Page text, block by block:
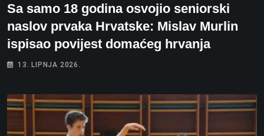
Sa samo 18 godina osvojio seniorski
naslov prvaka Hrvatske: Mislav Murlin
ispisao povijest domaćeg hrvanja
13. LIPNJA 2026.